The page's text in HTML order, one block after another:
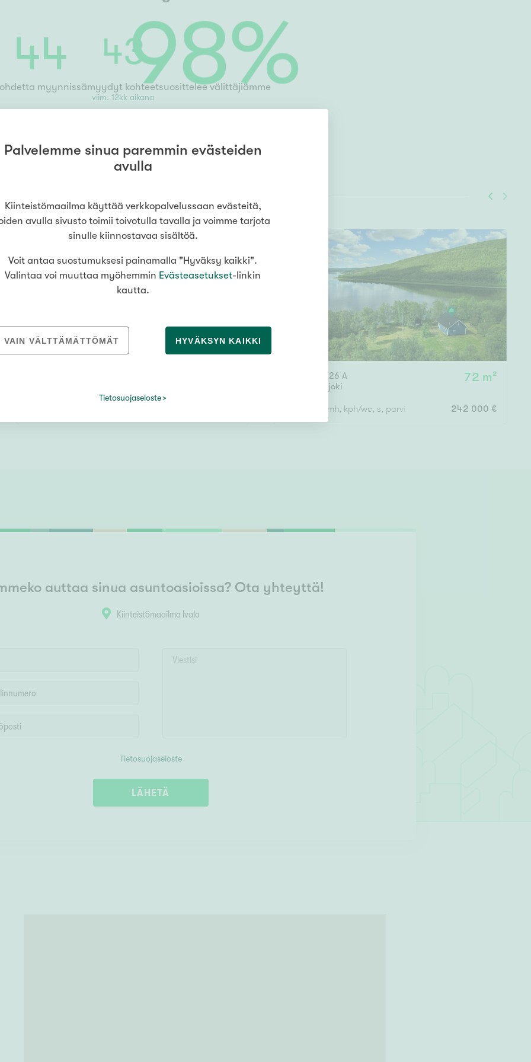
44
myynnissä
43
myydyt kohteet
viim. 12kk aikana
98%
suosittelee välittäjiämme
Tenontie 7826 A
Utsjoki
72 m²
Oh, tupak, mh, kph/wc, s, parvi, parveke 242 000 €
auttaa sinua asuntoasioissa? Ota yhteyttä!
Kiinteistömaailma Ivalo
Tietosuojaseloste
LÄHETÄ
Palvelemme sinua paremmin evästeiden
avulla
Kiinteistömaailma käyttää verkkopalvelussaan evästeitä,
avulla sivusto toimii toivotulla tavalla ja voimme tarjota
sinulle kiinnostavaa sisältöä.
Voit antaa suostumuksesi painamalla "Hyväksy kaikki".
Valintaa voi muuttaa myöhemmin Evästeasetukset-linkin
kautta.
VAIN VÄLTTÄMÄTTÖMÄT HYVÄKSYN KAIKKI
Tietosuojaseloste